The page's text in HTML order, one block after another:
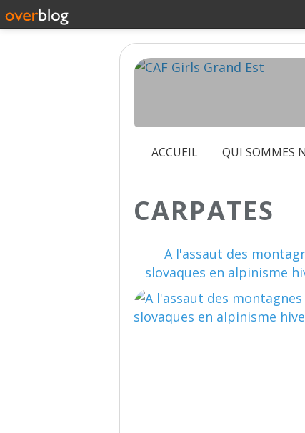
ACCUEIL QUI SOMMES
CARPATES
A l'assaut des
slovaques en alpinisme